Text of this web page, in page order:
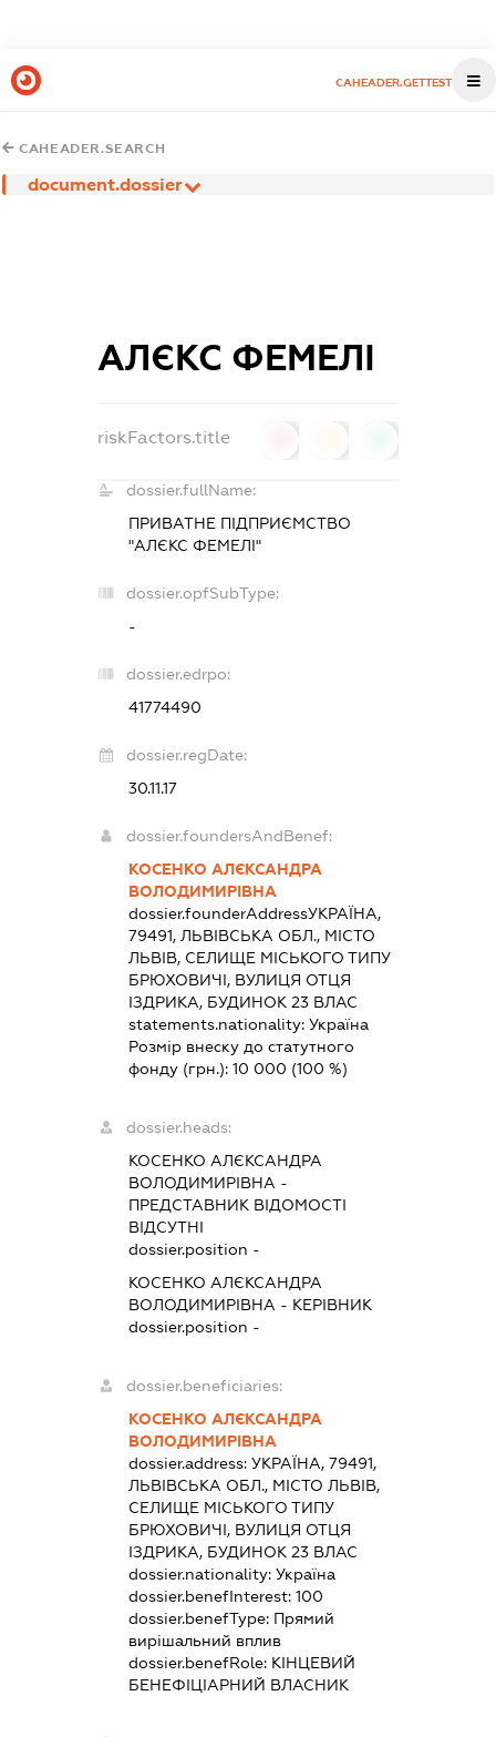
CAHEADER.GETTEST
CAHEADER.SEARCH
document.dossier
АЛЄКС ФЕМЕЛІ
riskFactors.title
dossier.fullName:
ПРИВАТНЕ ПІДПРИЄМСТВО
"АЛЄКС ФЕМЕЛІ"
dossier.opfSubType:
-
dossier.edrpo:
41774490
dossier.regDate:
30.11.17
dossier.foundersAndBenef:
КОСЕНКО АЛЄКСАНДРА
ВОЛОДИМИРІВНА
dossier.founderAddressУКРАЇНА,
79491, ЛЬВІВСЬКА ОБЛ., МІСТО
ЛЬВІВ, СЕЛИЩЕ МІСЬКОГО ТИПУ
БРЮХОВИЧІ, ВУЛИЦЯ ОТЦЯ
ІЗДРИКА, БУДИНОК 23 ВЛАС
statements.nationality: Україна
Розмір внеску до статутного
фонду (грн.): 10 000 (100 %)
dossier.heads:
КОСЕНКО АЛЄКСАНДРА
ВОЛОДИМИРІВНА -
ПРЕДСТАВНИК ВІДОМОСТІ
ВІДСУТНІ
dossier.position -
КОСЕНКО АЛЄКСАНДРА
ВОЛОДИМИРІВНА - КЕРІВНИК
dossier.position -
dossier.beneficiaries:
КОСЕНКО АЛЄКСАНДРА
ВОЛОДИМИРІВНА
dossier.address: УКРАЇНА, 79491,
ЛЬВІВСЬКА ОБЛ., МІСТО ЛЬВІВ,
СЕЛИЩЕ МІСЬКОГО ТИПУ
БРЮХОВИЧІ, ВУЛИЦЯ ОТЦЯ
ІЗДРИКА, БУДИНОК 23 ВЛАС
dossier.nationality: Україна
dossier.benefInterest: 100
dossier.benefType: Прямий
вирішальний вплив
dossier.benefRole: КІНЦЕВИЙ
БЕНЕФІЦІАРНИЙ ВЛАСНИК